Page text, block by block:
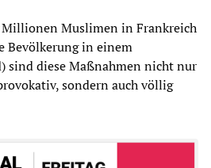
Millionen Muslimen in Frankreich
Bevölkerung in einem
sind diese Maßnahmen nicht nur
sondern auch völlig